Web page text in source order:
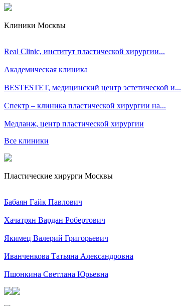
Клиники Москвы
Real Clinic, институт пластической хирургии...
Академическая клиника
BESTESTET, медицинский центр эстетической и...
Спектр – клиника пластической хирургии на...
Медланж, центр пластической хирургии
Все клиники
Пластические хирурги Москвы
Бабаян Гайк Павлович
Хачатрян Вардан Робертович
Якимец Валерий Григорьевич
Иванченкова Татьяна Александровна
Пшонкина Светлана Юрьевна